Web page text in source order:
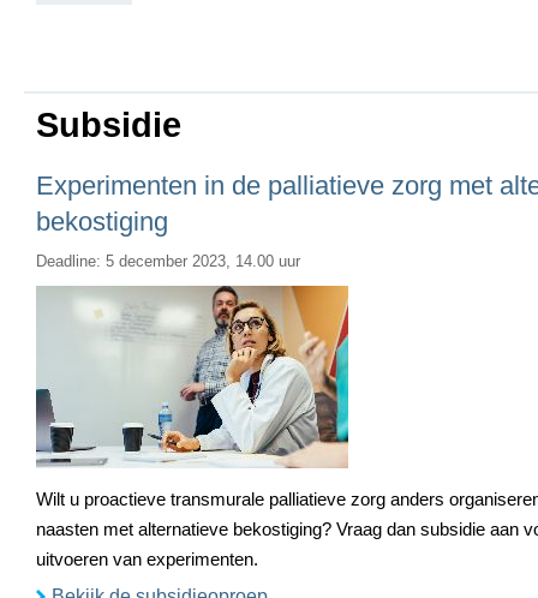
Subsidie
Experimenten in de palliatieve zorg met
bekostiging
Deadline: 5 december 2023, 14.00 uur
Wilt u proactieve transmurale palliatieve zorg anders
naasten met alternatieve bekostiging? Vraag dan subsidie aan
uitvoeren van experimenten.